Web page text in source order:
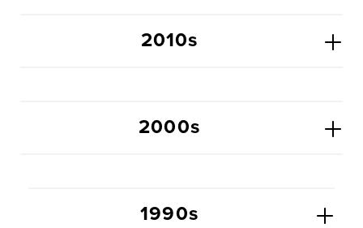
2010s
2000s
1990s